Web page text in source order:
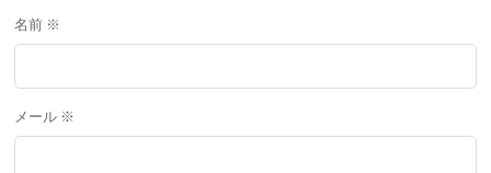
名前 ※
メール ※